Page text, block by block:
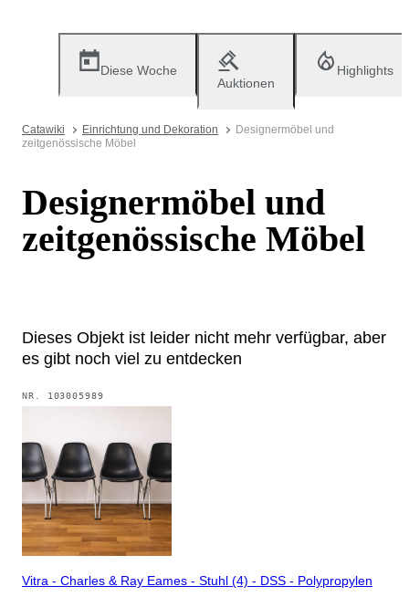
Diese Woche
Auktionen
Highlights
Catawiki Einrichtung und Dekoration
Designermöbel und
zeitgenössische Möbel
Designermöbel und
zeitgenössische Möbel
Dieses Objekt ist leider nicht mehr verfügbar, aber
es gibt noch viel zu entdecken
NR. 103005989
Vitra - Charles & Ray Eames - Stuhl (4) - DSS - Polypropylen